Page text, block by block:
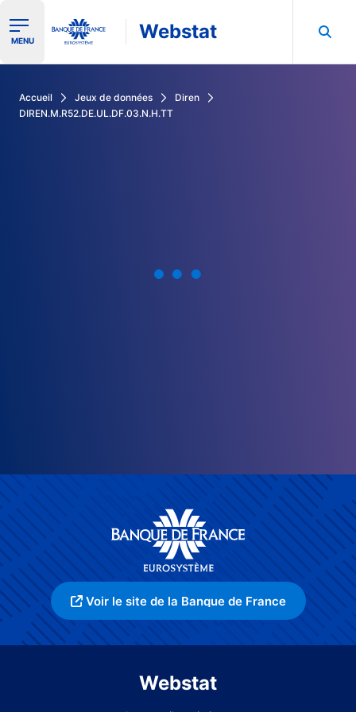
Ouvrir le menu de navigation
MENU Webstat
Accueil Jeux de données
Diren
DIREN.M.R52.DE.UL.DF.03.N.H.TT
Voir le site de la Banque de France
Webstat